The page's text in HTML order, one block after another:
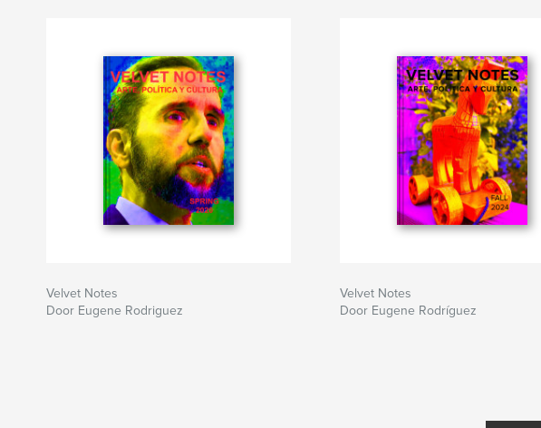
Velvet Notes
Door Eugene Rodriguez
Velvet Notes
Door Eugene Rodríguez